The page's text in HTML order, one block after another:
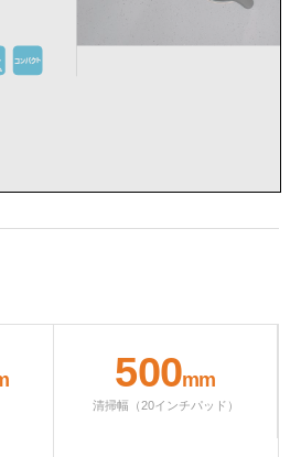
500mm
清掃幅（20インチパッド）